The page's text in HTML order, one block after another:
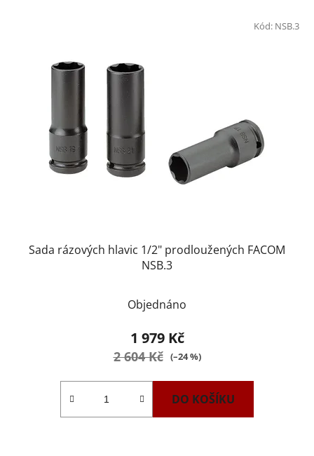
Sada rázových hlavic 1/2" prodloužených FACOM
NSB.3
Objednáno
1 979 Kč
2 604 Kč (–24 %)
DO KOŠÍKU
Kód: NSB.3